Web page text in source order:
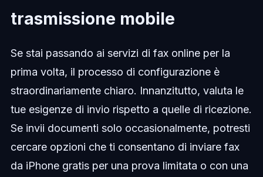
trasmissione mobile
Se stai passando ai servizi di fax online per la
prima volta, il processo di configurazione è
straordinariamente chiaro. Innanzitutto, valuta le
tue esigenze di invio rispetto a quelle di ricezione.
Se invii documenti solo occasionalmente, potresti
cercare opzioni che ti consentano di inviare fax
da iPhone gratis per una prova limitata o con una